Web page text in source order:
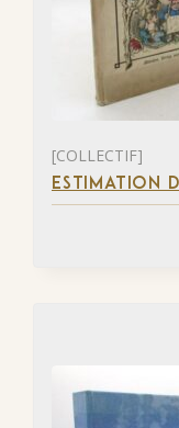
[COLLECTIF]
ESTIMATION